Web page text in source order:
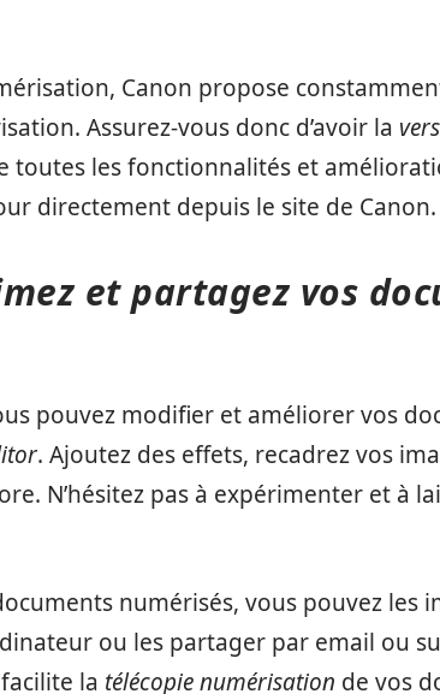
Canon propose
Assurez-vous donc d’avoir la
toutes les fonctionnalités et
directement depuis le site de Canon.
et partagez vos
pouvez modifier et améliorer vos
. Ajoutez des effets, recadrez vos
N’hésitez pas à expérimenter et à
numérisés, vous pouvez les
ou les partager par email ou
la télécopie numérisation de vos